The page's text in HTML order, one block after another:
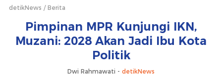
detikNews Berita
Pimpinan MPR Kunjungi IKN,
Muzani: 2028 Akan Jadi Ibu Kota
Politik
Dwi Rahmawati - detikNews